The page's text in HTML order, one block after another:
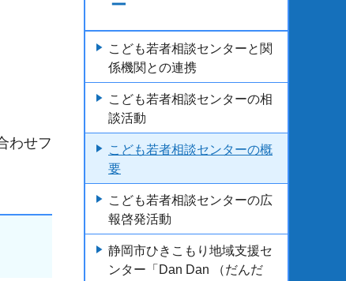
わせフ
ー
こども若者相談センターと関
係機関との連携
こども若者相談センターの相
談活動
こども若者相談センターの概
要
こども若者相談センターの広
報啓発活動
静岡市ひきこもり地域支援セ
ンター「Dan Dan （だんだ